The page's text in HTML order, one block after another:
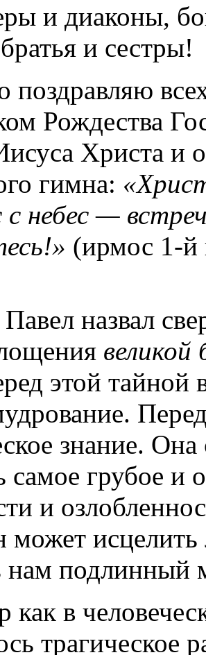
и диаконы,
и сестры!
поздравляю
Рождества
Христа и
гимна:
небес —
(ирмос 1-й
назвал
великой
этой тайной
знание.
самое грубое и
и
может
нам подлинный
как в
трагическое